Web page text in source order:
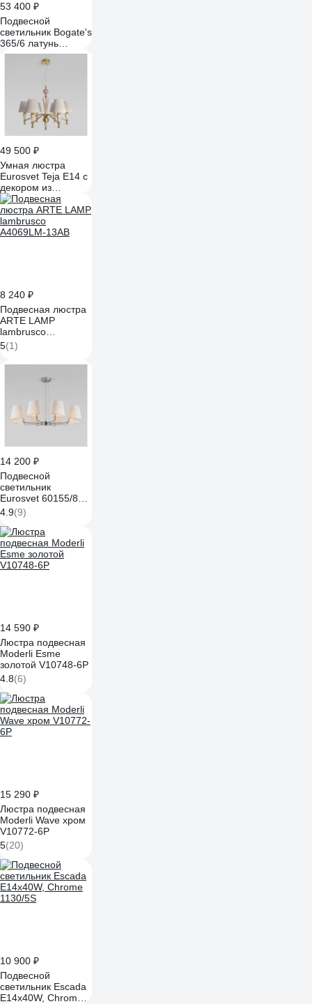
53 400 ₽
Подвесной
светильник Bogate's
365/6 латунь
a064814
49 500 ₽
Умная люстра
Eurosvet Teja E14 с
декором из
керамики 101014/6
латунь/бежевый
a072038
8 240 ₽
Подвесная люстра
ARTE LAMP
lambrusco
A4069LM-13AB
5(1)
14 200 ₽
Подвесной
светильник
Eurosvet 60155/8
хром a065003
4.9(9)
14 590 ₽
Люстра подвесная
Moderli Esme
золотой V10748-6P
4.8(6)
15 290 ₽
Люстра подвесная
Moderli Wave хром
V10772-6P
5(20)
10 900 ₽
Подвесной
светильник Escada
E14x40W, Chrome